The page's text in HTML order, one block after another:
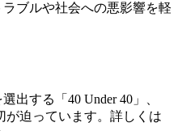
ブルや社会への悪影響を軽
出する「40 Under 40」、
が迫っています。詳しくは